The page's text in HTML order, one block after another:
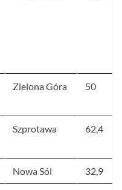
Zielona Góra 50
Szprotawa 62,4
Nowa Sól 32,9